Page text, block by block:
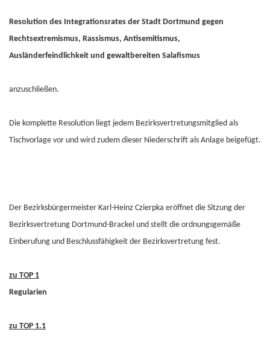
Resolution des Integrationsrates der Stadt Dortmund gegen
Rechtsextremismus, Rassismus, Antisemitismus,
Ausländerfeindlichkeit und gewaltbereiten Salafismus
anzuschließen.
Die komplette Resolution liegt jedem Bezirksvertretungsmitglied als
Tischvorlage vor und wird zudem dieser Niederschrift als Anlage beigefügt.
Der Bezirksbürgermeister Karl-Heinz Czierpka eröffnet die Sitzung der
Bezirksvertretung Dortmund-Brackel und stellt die ordnungsgemäße
Einberufung und Beschlussfähigkeit der Bezirksvertretung fest.
zu TOP 1
Regularien
zu TOP 1.1